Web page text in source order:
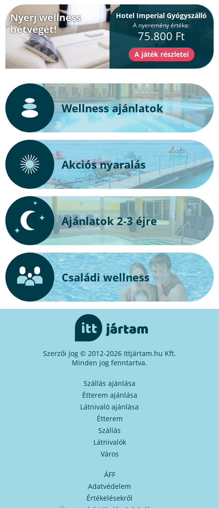
Nyerj wellness
hétvégét!
Hotel Imperial Gyógyszálló
A nyeremény értéke:
75.800 Ft
Wellness ajánlatok
Akciós nyaralás
Ajánlatok 2-3 éjre
Családi wellness
Szerzői jog © 2012-2026 Ittjártam.hu Kft.
Minden jog fenntartva.
Szállás ajánlása
Étterem ajánlása
Látnivaló ajánlása
Étterem
Szállás
Látnivalók
Város
ÁFF
Adatvédelem
Értékelésekről